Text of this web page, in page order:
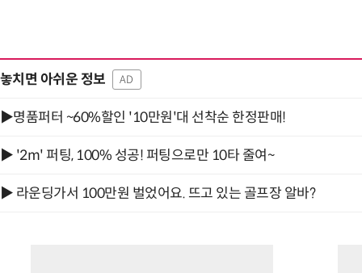
놓치면 아쉬운 정보 AD
▶명품퍼터 ~60%할인 '10만원'대 선착순 한정판매!
▶ '2m' 퍼팅, 100% 성공! 퍼팅으로만 10타 줄여~
▶ 라운딩가서 100만원 벌었어요. 뜨고 있는 골프장 알바?